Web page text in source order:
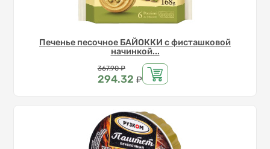
Печенье песочное БАЙОККИ с фисташковой
начинкой...
Цена
367.90 ₽
294.32 ₽